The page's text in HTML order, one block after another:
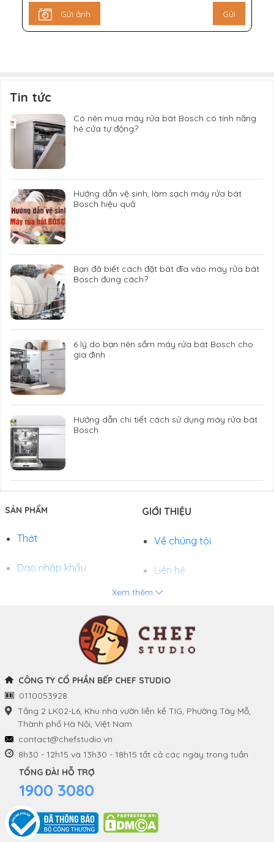
Gửi ảnh Gửi
Tin tức
Có nên mua máy rửa bát Bosch có tính năng
hé cửa tự động?
Hướng dẫn vệ sinh, làm sạch máy rửa bát
Bosch hiệu quả
Bạn đã biết cách đặt bát đĩa vào máy rửa bát
Bosch đúng cách?
6 lý do bạn nên sắm máy rửa bát Bosch cho
gia đình
Hướng dẫn chi tiết cách sử dụng máy rửa bát
Bosch
SẢN PHẨM
Thớt
Dao nhập khẩu
Khay và Bếp nướng
GIỚI THIỆU
Về chúng tôi
Liên hệ
Tuyển dụng
THÔNG TIN
Chính sách và quy định
chung
Hướng dẫn đặt hàng
Chính sách đổi hàng
THEO DÕI CHÚNG TÔI
Youtube
Xem thêm
CÔNG TY CỔ PHẦN BẾP CHEF STUDIO
0110053928
Tầng 2 LK02-L6, Khu nhà vườn liền kề TIG, Phường Tây Mỗ,
Thành phố Hà Nội, Việt Nam
contact@chefstudio.vn
8h30 - 12h15 và 13h30 - 18h15 tất cả các ngày trong tuần
TỔNG ĐÀI HỖ TRỢ
1900 3080